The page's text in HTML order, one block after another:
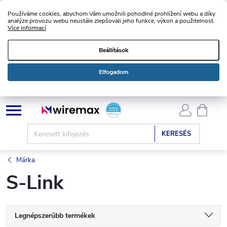
Používáme cookies, abychom Vám umožnili pohodlné prohlížení webu a díky
analýze provozu webu neustále zlepšovali jeho funkce, výkon a použitelnost.
Více informací
Beállítások
Elfogadom
Ugrás
KERESÉS
Márka
S-Link
T
Legnépszerűbb termékek